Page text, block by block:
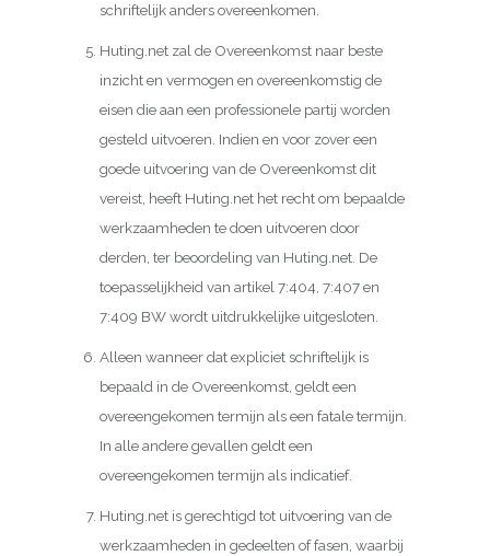
schriftelijk anders overeenkomen.
Huting.net zal de Overeenkomst naar beste
inzicht en vermogen en overeenkomstig de
eisen die aan een professionele partij worden
gesteld uitvoeren. Indien en voor zover een
goede uitvoering van de Overeenkomst dit
vereist, heeft Huting.net het recht om bepaalde
werkzaamheden te doen uitvoeren door
derden, ter beoordeling van Huting.net. De
toepasselijkheid van artikel 7:404, 7:407 en
7:409 BW wordt uitdrukkelijke uitgesloten.
Alleen wanneer dat expliciet schriftelijk is
bepaald in de Overeenkomst, geldt een
overeengekomen termijn als een fatale termijn.
In alle andere gevallen geldt een
overeengekomen termijn als indicatief.
Huting.net is gerechtigd tot uitvoering van de
werkzaamheden in gedeelten of fasen, waarbij